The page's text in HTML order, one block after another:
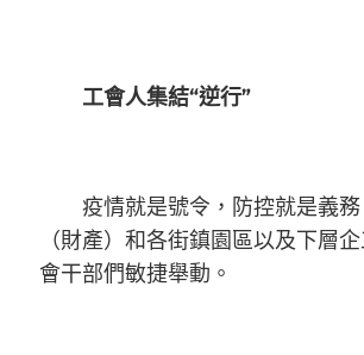
工會人集結“逆行”
疫情就是號令，防控就是義務
（財產）和各街鎮園區以及下層
會干部們敏捷舉動。